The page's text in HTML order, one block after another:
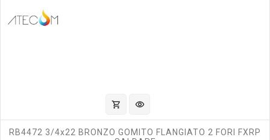
shopping_cart visibility
RB4472 3/4x22 BRONZO GOMITO FLANGIATO 2 FORI FXRP